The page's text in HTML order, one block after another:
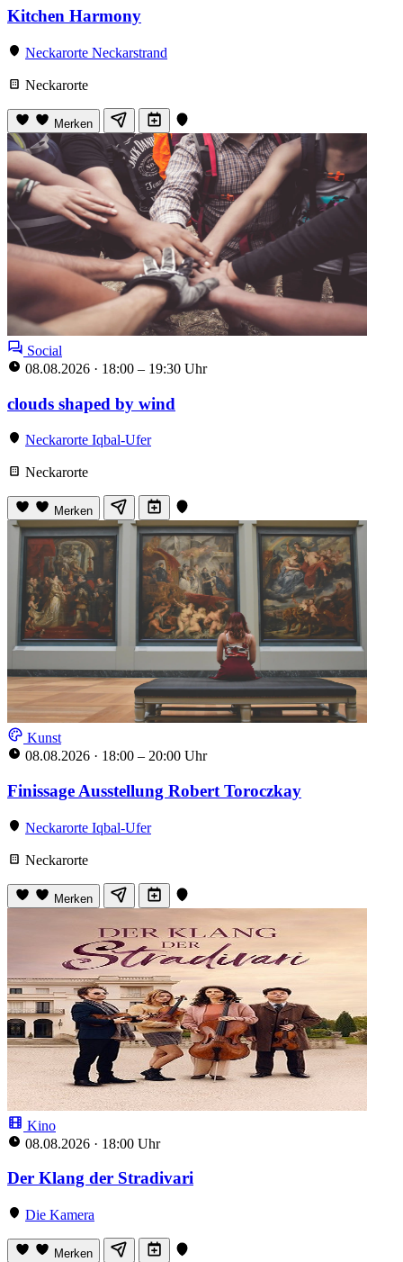
Kitchen Harmony
Neckarorte Neckarstrand
Neckarorte
Merken
Social
08.08.2026 · 18:00 – 19:30 Uhr
clouds shaped by wind
Neckarorte Iqbal-Ufer
Neckarorte
Merken
Kunst
08.08.2026 · 18:00 – 20:00 Uhr
Finissage Ausstellung Robert Toroczkay
Neckarorte Iqbal-Ufer
Neckarorte
Merken
Kino
08.08.2026 · 18:00 Uhr
Der Klang der Stradivari
Die Kamera
Merken